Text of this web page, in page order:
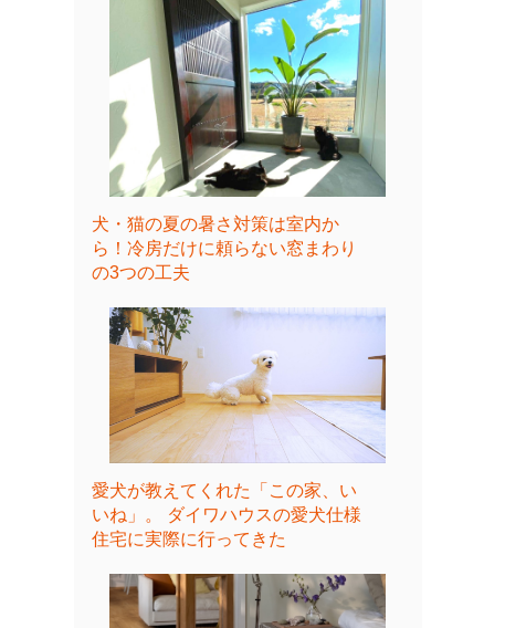
犬・猫の夏の暑さ対策は室内か
ら！冷房だけに頼らない窓まわり
の3つの工夫
愛犬が教えてくれた「この家、い
いね」。 ダイワハウスの愛犬仕様
住宅に実際に行ってきた